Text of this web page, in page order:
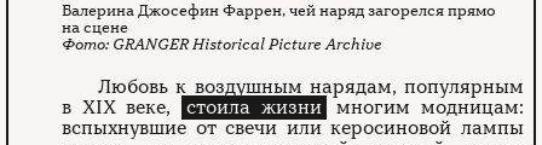
Балерина Джосефин Фаррен, чей наряд загорелся прямо
на сцене
GRANGER Historical Picture Archive
Любовь к воздушным нарядам, популярным
в XIX веке,
стоила жизни
многим модницам:
вспыхнувшие от свечи или керосиновой лампы